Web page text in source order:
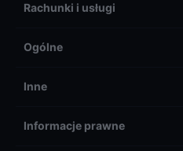
Rachunki i usługi
Ogólne
Inne
Informacje prawne